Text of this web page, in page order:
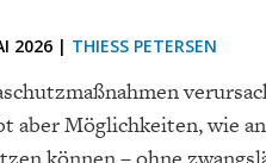
2026 | THIESS PETERSEN
aber Möglichkeiten, wie